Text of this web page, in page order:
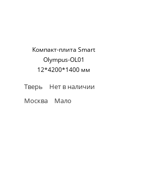
Компакт-плита Smart
Olympus-OL01
12*4200*1400 мм
основание) SM'art
Тверь
Нет в наличии
Москва
Мало